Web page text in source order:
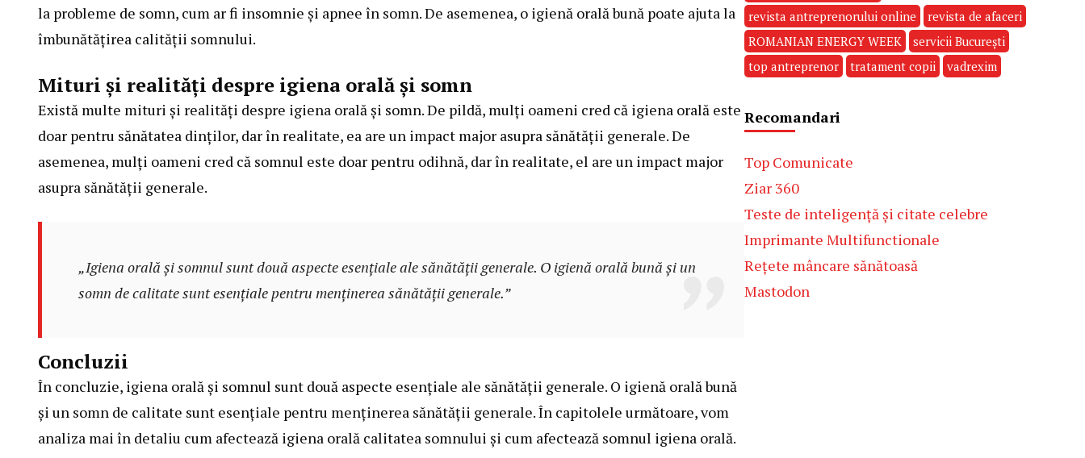
la probleme de somn, cum ar fi insomnie și apnee în somn. De asemenea, o igienă orală bună poate ajuta la
îmbunătățirea calității somnului.
Mituri și realități despre igiena orală și somn
Există multe mituri și realități despre igiena orală și somn. De pildă, mulți oameni cred că igiena orală este
doar pentru sănătatea dinților, dar în realitate, ea are un impact major asupra sănătății generale. De
asemenea, mulți oameni cred că somnul este doar pentru odihnă, dar în realitate, el are un impact major
asupra sănătății generale.
„Igiena orală și somnul sunt două aspecte esențiale ale sănătății generale. O igienă orală bună și un
somn de calitate sunt esențiale pentru menținerea sănătății generale.”
Concluzii
În concluzie, igiena orală și somnul sunt două aspecte esențiale ale sănătății generale. O igienă orală bună
și un somn de calitate sunt esențiale pentru menținerea sănătății generale. În capitolele următoare, vom
analiza mai în detaliu cum afectează igiena orală calitatea somnului și cum afectează somnul igiena orală.
revista antreprenorului online
revista de afaceri
ROMANIAN ENERGY WEEK
servicii București
top antreprenor
tratament copii vadrexim
Recomandari
Top Comunicate
Ziar 360
Teste de inteligență și citate celebre
Imprimante Multifunctionale
Rețete mâncare sănătoasă
Mastodon